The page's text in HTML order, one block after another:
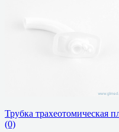
избранное сравнить
Трубка трахеотомическая
(0)